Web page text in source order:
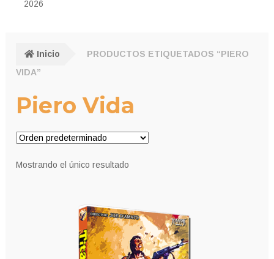
2026
Inicio
PRODUCTOS ETIQUETADOS “PIERO
VIDA”
Piero Vida
Mostrando el único resultado